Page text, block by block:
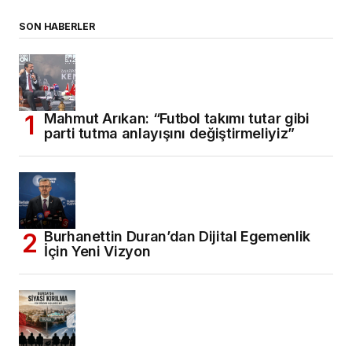
SON HABERLER
Mahmut Arıkan: “Futbol takımı tutar gibi
parti tutma anlayışını değiştirmeliyiz”
Burhanettin Duran’dan Dijital Egemenlik
İçin Yeni Vizyon